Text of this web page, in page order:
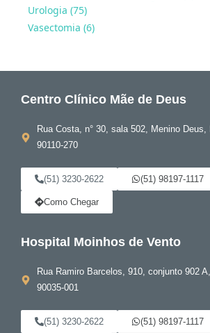
Urologia (75)
Vasectomia (6)
Centro Clínico Mãe de Deus
Rua Costa, n° 30, sala 502, Menino
90110-270
(51) 3230-2622 (51) 98197-1117
Como Chegar
Hospital Moinhos de Vento
Rua Ramiro Barcelos, 910, conjunto 902
90035-001
(51) 3230-2622 (51) 98197-1117